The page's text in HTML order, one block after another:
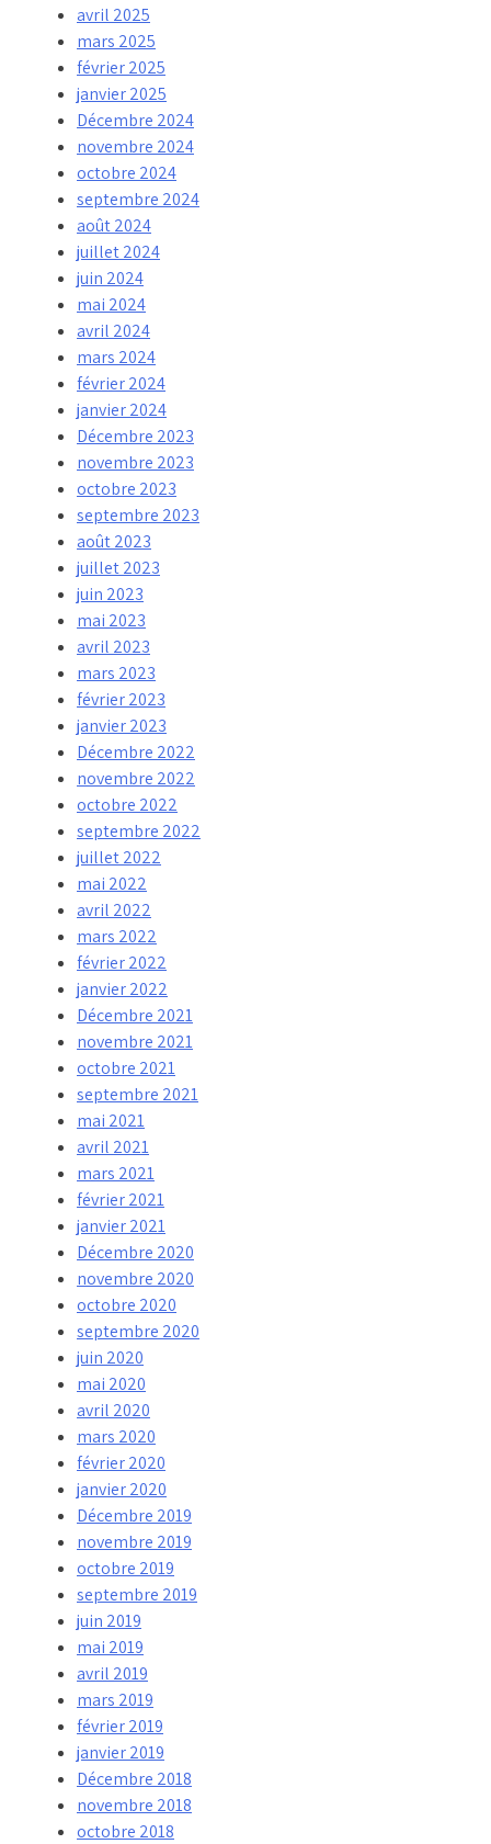
avril 2025
mars 2025
février 2025
janvier 2025
Décembre 2024
novembre 2024
octobre 2024
septembre 2024
août 2024
juillet 2024
juin 2024
mai 2024
avril 2024
mars 2024
février 2024
janvier 2024
Décembre 2023
novembre 2023
octobre 2023
septembre 2023
août 2023
juillet 2023
juin 2023
mai 2023
avril 2023
mars 2023
février 2023
janvier 2023
Décembre 2022
novembre 2022
octobre 2022
septembre 2022
juillet 2022
mai 2022
avril 2022
mars 2022
février 2022
janvier 2022
Décembre 2021
novembre 2021
octobre 2021
septembre 2021
mai 2021
avril 2021
mars 2021
février 2021
janvier 2021
Décembre 2020
novembre 2020
octobre 2020
septembre 2020
juin 2020
mai 2020
avril 2020
mars 2020
février 2020
janvier 2020
Décembre 2019
novembre 2019
octobre 2019
septembre 2019
juin 2019
mai 2019
avril 2019
mars 2019
février 2019
janvier 2019
Décembre 2018
novembre 2018
octobre 2018